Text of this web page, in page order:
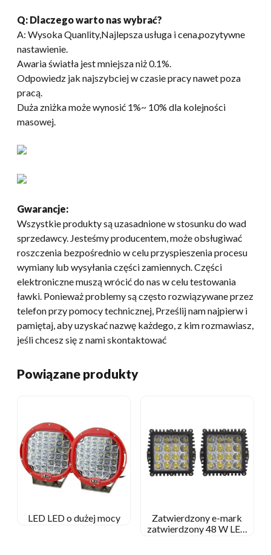
Q: Dlaczego warto nas wybrać?
A: Wysoka Quanlity,Najlepsza usługa i cena,pozytywne
nastawienie.
Awaria światła jest mniejsza niż 0.1%.
Odpowiedz jak najszybciej w czasie pracy nawet poza
pracą.
Duża zniżka może wynosić 1%~ 10% dla kolejności
masowej.
Gwarancje:
Wszystkie produkty są uzasadnione w stosunku do wad
sprzedawcy. Jesteśmy producentem, może obsługiwać
roszczenia bezpośrednio w celu przyspieszenia procesu
wymiany lub wysyłania części zamiennych. Części
elektroniczne muszą wrócić do nas w celu testowania
ławki. Ponieważ problemy są często rozwiązywane przez
telefon przy pomocy technicznej, Prześlij nam najpierw i
pamiętaj, aby uzyskać nazwę każdego, z kim rozmawiasz,
jeśli chcesz się z nami skontaktować
Powiązane produkty
LED LED o dużej mocy
Zatwierdzony e-mark
zatwierdzony 48 W LED